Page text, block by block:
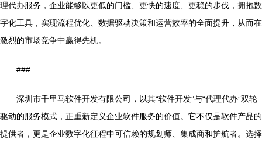
理代办服务，企业能够以更低的门槛、更快的速度、更稳的步伐，拥抱数
字化工具，实现流程优化、数据驱动决策和运营效率的全面提升，从而在
激烈的市场竞争中赢得先机。
###
深圳市千里马软件开发有限公司，以其“软件开发”与“代理代办”双轮
驱动的服务模式，正重新定义企业软件服务的价值。它不仅是软件产品的
提供者，更是企业数字化征程中可信赖的规划师、集成商和护航者。选择